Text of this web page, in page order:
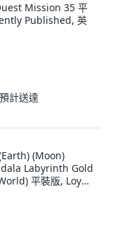
Mission 35 平
Published, 英
預計送達
(Moon)
Labyrinth Gold
平裝版, Loyal